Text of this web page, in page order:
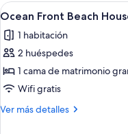
Abrir
todas
las
fotos
de
Ocean
Front
1
Ocean Front Beach
1 habitación
2 huéspedes
1 cama de matrimonio
Wifi gratis
Ver más detalles
Más